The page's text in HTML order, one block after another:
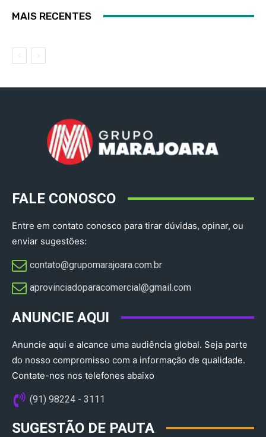
MAIS RECENTES
FALE CONOSCO
Entre em contato conosco para tirar dúvidas, opinar, ou
enviar sugestões:
contato@grupomarajoara.com.br
aprovinciadoparacomercial@gmail.com​
ANUNCIE AQUI
Anuncie aqui e alcance uma audiência global. Seja parte
do nosso compromisso com a informação de qualidade.
Contate-nos nos telefones abaixo
(91) 98224 - 3111
SUGESTÃO DE PAUTA